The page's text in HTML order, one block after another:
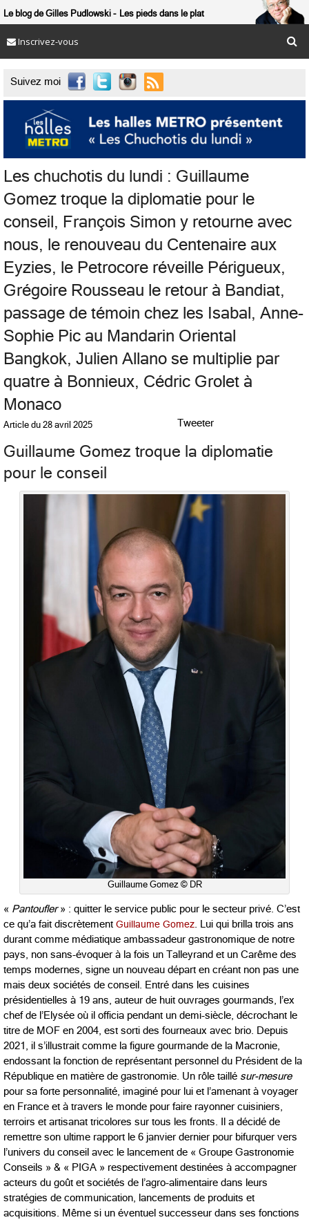
Le blog de Gilles Pudlowski Les pieds dans le plat
Inscrivez-vous
Suivez moi 
Les chuchotis du lundi : Guillaume
Gomez troque la diplomatie pour le
conseil, François Simon y retourne avec
nous, le renouveau du Centenaire aux
Eyzies, le Petrocore réveille Périgueux,
Grégoire Rousseau le retour à Bandiat,
passage de témoin chez les Isabal, Anne-
Sophie Pic au Mandarin Oriental
Bangkok, Julien Allano se multiplie par
quatre à Bonnieux, Cédric Grolet à
Monaco
Article du 28 avril 2025 Tweeter
Guillaume Gomez troque la diplomatie
pour le conseil
Guillaume Gomez © DR
« Pantoufler» : quitter le service public pour le secteur privé. C’est
ce qu’a fait discrètement Guillaume Gomez. Lui qui brilla trois ans
durant comme médiatique ambassadeur gastronomique de notre
pays, non sans-évoquer à la fois un Talleyrand et un Carême des
temps modernes, signe un nouveau départ en créant non pas une
mais deux sociétés de conseil. Entré dans les cuisines
présidentielles à 19 ans, auteur de huit ouvrages gourmands, l’ex
chef de l’Elysée où il officia pendant un demi-siècle, décrochant le
titre de MOF en 2004, est sorti des fourneaux avec brio. Depuis
2021, il s’illustrait comme la figure gourmande de la Macronie,
endossant la fonction de représentant personnel du Président de la
République en matière de gastronomie. Un rôle taillé sur-mesure
pour sa forte personnalité, imaginé pour lui et l’amenant à voyager
en France et à travers le monde pour faire rayonner cuisiniers,
terroirs et artisanat tricolores sur tous les fronts. Il a décidé de
remettre son ultime rapport le 6 janvier dernier pour bifurquer vers
l’univers du conseil avec le lancement de « Groupe Gastronomie
Conseils » & « PIGA » respectivement destinées à accompagner
acteurs du goût et sociétés de l’agro-alimentaire dans leurs
stratégies de communication, lancements de produits et
acquisitions. Même si un éventuel successeur dans ses fonctions